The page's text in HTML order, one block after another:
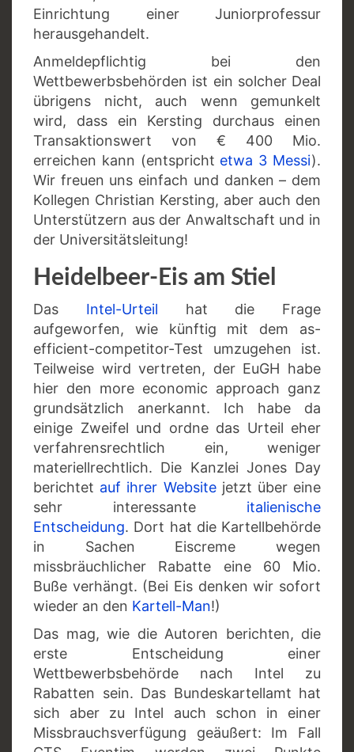
Einrichtung einer Juniorprofessur
herausgehandelt.
Anmeldepflichtig bei den
Wettbewerbsbehörden ist ein solcher Deal
übrigens nicht, auch wenn gemunkelt
wird, dass ein Kersting durchaus einen
Transaktionswert von € 400 Mio.
erreichen kann (entspricht etwa 3 Messi).
Wir freuen uns einfach und danken – dem
Kollegen Christian Kersting, aber auch den
Unterstützern aus der Anwaltschaft und in
der Universitätsleitung!
Heidelbeer-Eis am Stiel
Das Intel-Urteil hat die Frage
aufgeworfen, wie künftig mit dem as-
efficient-competitor-Test umzugehen ist.
Teilweise wird vertreten, der EuGH habe
hier den more economic approach ganz
grundsätzlich anerkannt. Ich habe da
einige Zweifel und ordne das Urteil eher
verfahrensrechtlich ein, weniger
materiellrechtlich. Die Kanzlei Jones Day
berichtet auf ihrer Websitejetzt über eine
sehr interessante italienische
Entscheidung. Dort hat die Kartellbehörde
in Sachen Eiscreme wegen
missbräuchlicher Rabatte eine 60 Mio.
Buße verhängt. (Bei Eis denken wir sofort
wieder an den Kartell-Man!)
Das mag, wie die Autoren berichten, die
erste Entscheidung einer
Wettbewerbsbehörde nach Intel zu
Rabatten sein. Das Bundeskartellamt hat
sich aber zu Intel auch schon in einer
Missbrauchsverfügung geäußert: Im Fall